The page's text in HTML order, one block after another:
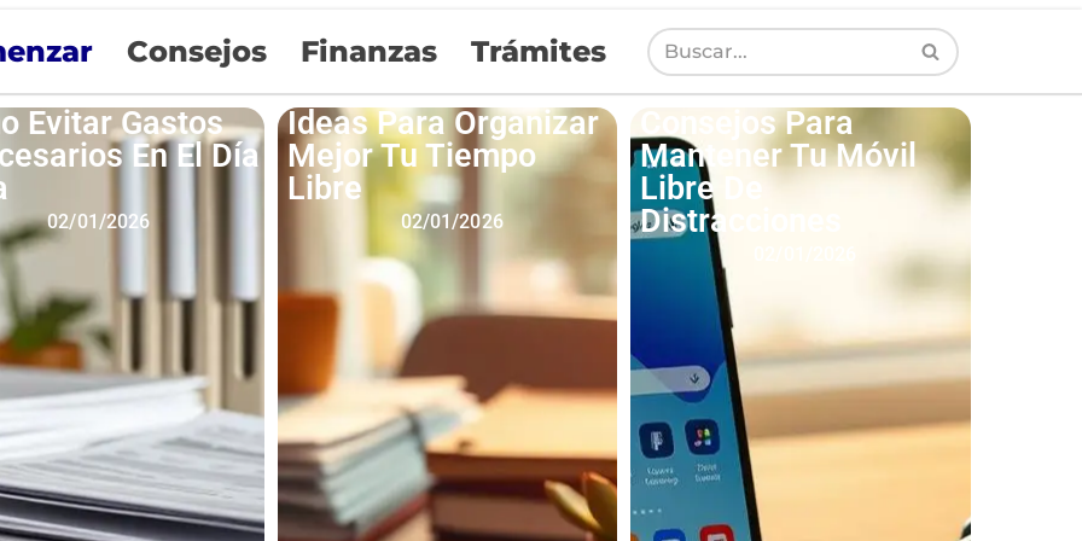
Consejos Finanzas Trámites
Evitar Gastos
En El Día
02/01/2026
Ideas Para Organizar
Mejor Tu Tiempo
Libre
02/01/2026
Consejos Para
Mantener Tu Móvil
Libre De
Distracciones